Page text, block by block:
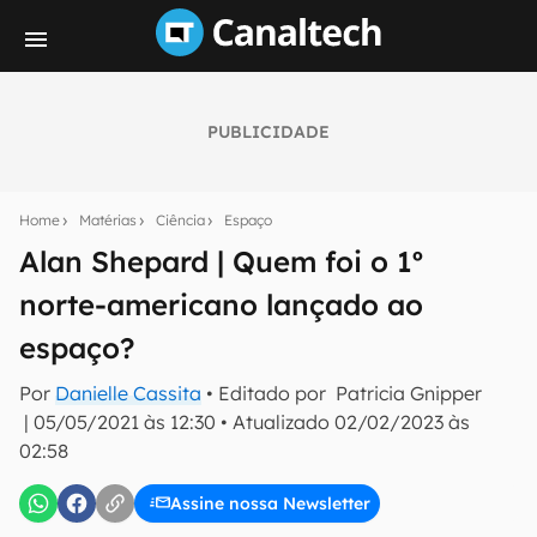
PUBLICIDADE
Home Matérias Ciência Espaço
Alan Shepard | Quem foi o 1º
norte-americano lançado ao
espaço?
Por Danielle Cassita • Editado por Patricia Gnipper
| 05/05/2021 às 12:30 • Atualizado 02/02/2023 às
02:58
Assine nossa Newsletter
notícias e reviews sobre tecnologia em primeira
mão.
E-mail
inscreva-se
Uso e Política de Privacidade do Canaltech.